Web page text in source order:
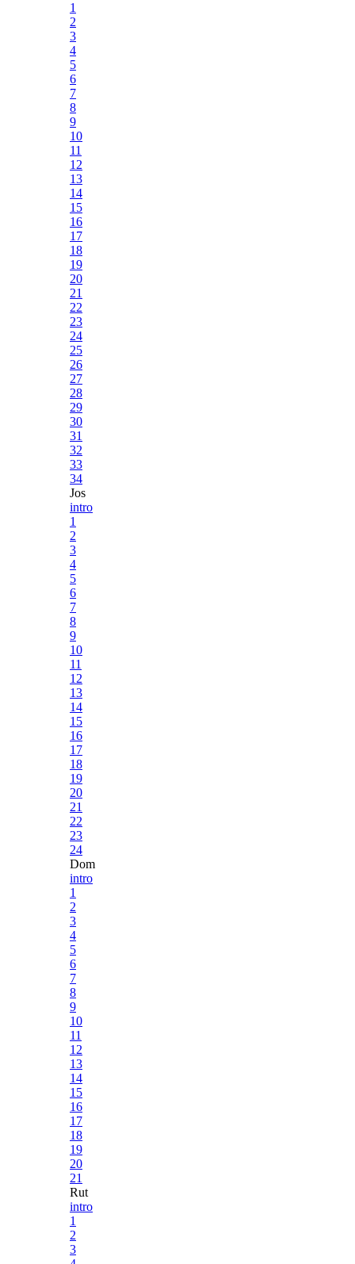
1
2
3
4
5
6
7
8
9
10
11
12
13
14
15
16
17
18
19
20
21
22
23
24
25
26
27
28
29
30
31
32
33
34
Jos
intro
1
2
3
4
5
6
7
8
9
10
11
12
13
14
15
16
17
18
19
20
21
22
23
24
Dom
intro
1
2
3
4
5
6
7
8
9
10
11
12
13
14
15
16
17
18
19
20
21
Rut
intro
1
2
3